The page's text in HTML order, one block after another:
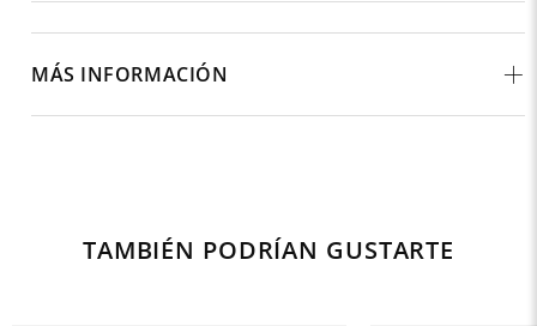
MÁS INFORMACIÓN
TAMBIÉN PODRÍAN GUSTARTE